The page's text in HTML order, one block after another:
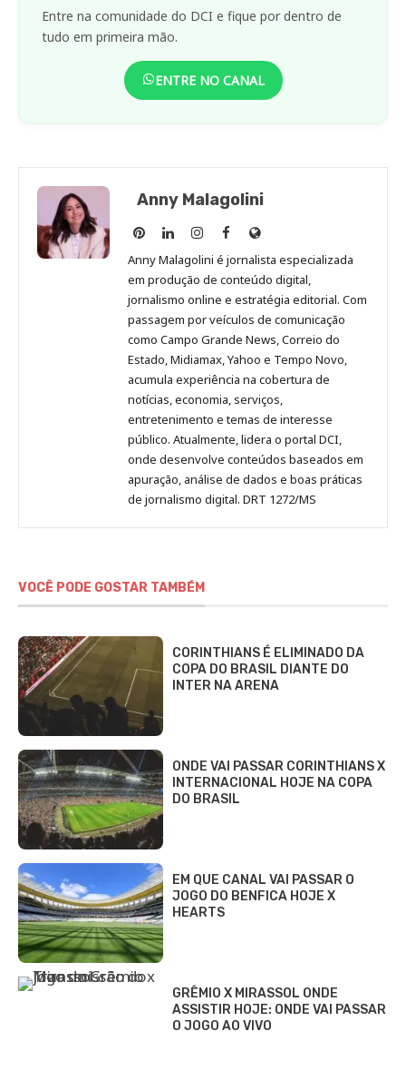
Entre na comunidade do DCI e fique por dentro de
tudo em primeira mão.
ENTRE NO CANAL
Anny Malagolini
Anny
Malagolini
no
Pinterest
Anny
Malagolini
no
LinkedIn
Anny
Malagolini
no
Instagram
Anny
Malagolini
no
Facebook
Site
de
Anny
Malagolini
Anny Malagolini é jornalista especializada
em produção de conteúdo digital,
jornalismo online e estratégia editorial. Com
passagem por veículos de comunicação
como Campo Grande News, Correio do
Estado, Midiamax, Yahoo e Tempo Novo,
acumula experiência na cobertura de
notícias, economia, serviços,
entretenimento e temas de interesse
público. Atualmente, lidera o portal DCI,
onde desenvolve conteúdos baseados em
apuração, análise de dados e boas práticas
de jornalismo digital. DRT 1272/MS
VOCÊ PODE GOSTAR TAMBÉM
CORINTHIANS É ELIMINADO DA
COPA DO BRASIL DIANTE DO
INTER NA ARENA
ONDE VAI PASSAR CORINTHIANS X
INTERNACIONAL HOJE NA COPA
DO BRASIL
EM QUE CANAL VAI PASSAR O
JOGO DO BENFICA HOJE X
HEARTS
GRÊMIO X MIRASSOL ONDE
ASSISTIR HOJE: ONDE VAI PASSAR
O JOGO AO VIVO